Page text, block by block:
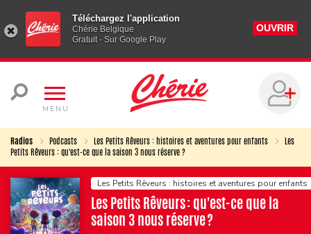
Téléchargez l'application
Chérie Belgique
Gratuit - Sur Google Play
OUVRIR
MENU
Radios Podcasts Les Petits Rêveurs : histoires et aventures pour enfants
Les
Petits Rêveurs : qu'est-ce que la saison 3 nous réserve ?
Les Petits Rêveurs : histoires et aventures pour enfants
Les Petits Rêveurs : qu'est-ce que la
saison 3 nous réserve ?